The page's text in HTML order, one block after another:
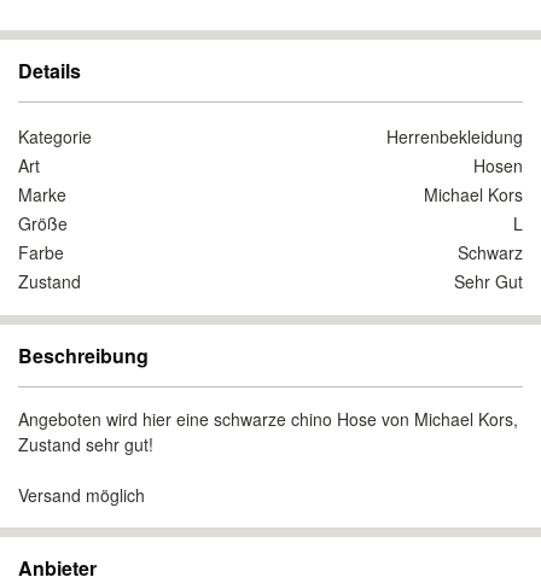
Details
Kategorie
Herrenbekleidung
Art
Hosen
Marke
Michael Kors
Größe
L
Farbe
Schwarz
Zustand
Sehr Gut
Beschreibung
Angeboten wird hier eine schwarze chino Hose von Michael Kors,
Zustand sehr gut!
Versand möglich
Anbieter